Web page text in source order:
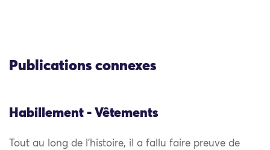
Publications connexes
Habillement - Vêtements
Tout au long de l’histoire, il a fallu faire preuve de